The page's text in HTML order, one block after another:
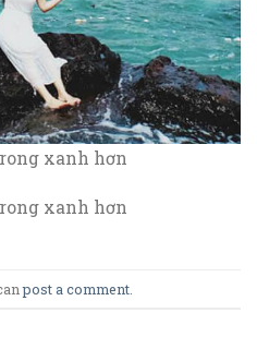
xanh hơn
xanh hơn
post a comment